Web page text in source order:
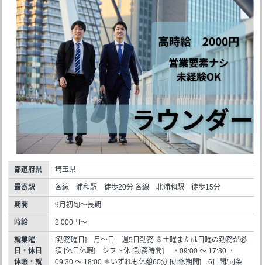
都道府県 埼玉県
最寄駅 各線 浦和駅 徒歩20分 各線 北浦和駅 徒歩15分
期間 9月初旬～長期
時給 2,000円～
就業曜
日・休日
休暇・就
[勤務曜日] 月～日 週5日勤務 ※土曜または日曜の勤務が必
須 [休日休暇] シフト休 [勤務時間] ・09:00 ～ 17:30 ・
09:30 ～ 18:00 ＊いずれも休憩60分 [研修期間] 6日間/同条